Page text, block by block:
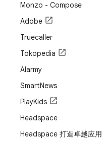
Monzo - Compose
Adobe
Truecaller
Tokopedia
Alarmy
SmartNews
PlayKids
Headspace
Headspace 打造卓越应用